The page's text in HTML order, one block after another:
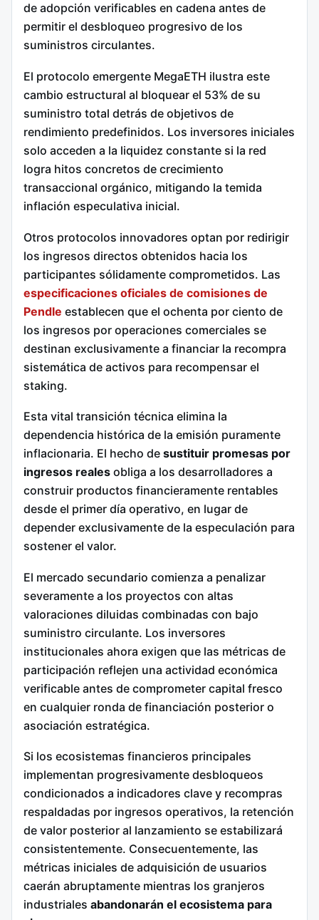
de adopción verificables en cadena antes de
permitir el desbloqueo progresivo de los
suministros circulantes.
El protocolo emergente MegaETH ilustra este
cambio estructural al bloquear el 53% de su
suministro total detrás de objetivos de
rendimiento predefinidos. Los inversores iniciales
solo acceden a la liquidez constante si la red
logra hitos concretos de crecimiento
transaccional orgánico, mitigando la temida
inflación especulativa inicial.
Otros protocolos innovadores optan por redirigir
los ingresos directos obtenidos hacia los
participantes sólidamente comprometidos. Las
especificaciones oficiales de comisiones de
Pendle establecen que el ochenta por ciento de
los ingresos por operaciones comerciales se
destinan exclusivamente a financiar la recompra
sistemática de activos para recompensar el
staking.
Esta vital transición técnica elimina la
dependencia histórica de la emisión puramente
inflacionaria. El hecho de sustituir promesas por
ingresos reales obliga a los desarrolladores a
construir productos financieramente rentables
desde el primer día operativo, en lugar de
depender exclusivamente de la especulación para
sostener el valor.
El mercado secundario comienza a penalizar
severamente a los proyectos con altas
valoraciones diluidas combinadas con bajo
suministro circulante. Los inversores
institucionales ahora exigen que las métricas de
participación reflejen una actividad económica
verificable antes de comprometer capital fresco
en cualquier ronda de financiación posterior o
asociación estratégica.
Si los ecosistemas financieros principales
implementan progresivamente desbloqueos
condicionados a indicadores clave y recompras
respaldadas por ingresos operativos, la retención
de valor posterior al lanzamiento se estabilizará
consistentemente. Consecuentemente, las
métricas iniciales de adquisición de usuarios
caerán abruptamente mientras los granjeros
industriales abandonarán el ecosistema para